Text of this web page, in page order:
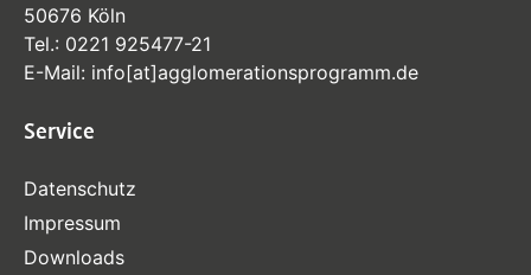
50676 Köln
Tel.: 0221 925477-21
E-Mail: info[at]agglomerationsprogramm.de
Service
Datenschutz
Impressum
Downloads